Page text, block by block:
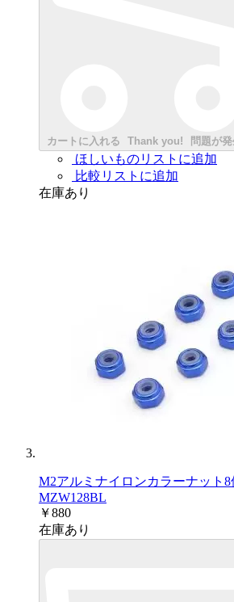
カートに入れる Thank you! 問題が
ほしいものリストに追加
比較リストに追加
在庫あり
M2アルミナイロンカラーナット8
MZW128BL
￥880
在庫あり